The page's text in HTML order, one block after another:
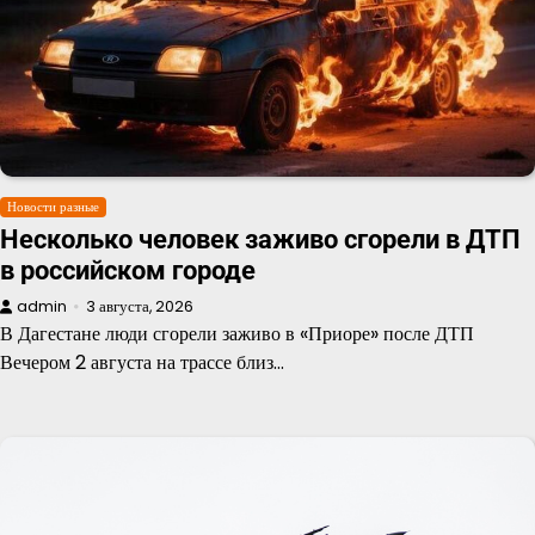
Новости разные
Несколько человек заживо сгорели в ДТП
в российском городе
admin 3 августа, 2026
В Дагестане люди сгорели заживо в «Приоре» после ДТП
Вечером 2 августа на трассе близ…